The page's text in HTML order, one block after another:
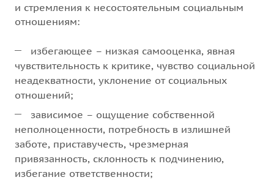
и стремления к несостоятельным социальным
отношениям:
избегающее – низкая самооценка, явная
чувствительность к критике, чувство социальной
неадекватности, уклонение от социальных
отношений;
зависимое – ощущение собственной
неполноценности, потребность в излишней
заботе, приставучесть, чрезмерная
привязанность, склонность к подчинению,
избегание ответственности;